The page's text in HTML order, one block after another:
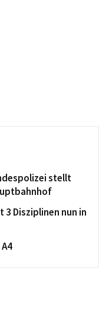
stellt
Disziplinen nun in